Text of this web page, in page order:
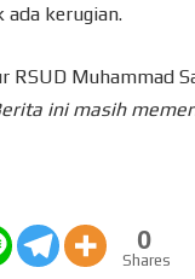
kerugian.
Muhammad
ini masih
0
Shares